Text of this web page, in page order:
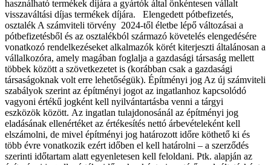
használható termékek díjára a gyártók által önkéntesen vállalt
visszaváltási díjas termékek díjára. Elengedett pótbefizetés,
osztalék A számviteli törvény 2024-től életbe lépő változásai a
pótbefizetésből és az osztalékból származó követelés elengedésére
vonatkozó rendelkezéseket alkalmazók körét kiterjeszti általánosan a
vállalkozóra, amely magában foglalja a gazdasági társaság mellett
többek között a szövetkezetet is (korábban csak a gazdasági
társaságoknak volt erre lehetőségük). Építményi jog Az új számviteli
szabályok szerint az építményi jogot az ingatlanhoz kapcsolódó
vagyoni értékű jogként kell nyilvántartásba venni a tárgyi
eszközök között. Az ingatlan tulajdonosánál az építményi jog
eladásának ellenértéket az értékesítés nettó árbevételeként kell
elszámolni, de mivel építményi jog határozott időre köthető ki és
több évre vonatkozik ezért időben el kell határolni – a szerződés
szerinti időtartam alatt egyenletesen kell feloldani. Ptk. alapján az